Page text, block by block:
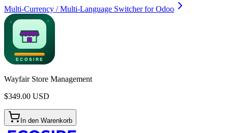
Multi-Currency / Multi-Language Switcher for Odoo
Wayfair Store Management
$349.00 USD
In den Warenkorb